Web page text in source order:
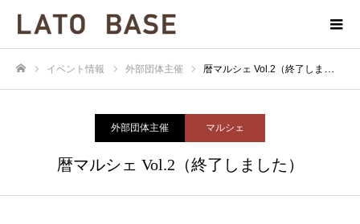
イベント情報 外部団体主催 暦マルシェ Vol.2（終了しました）
外部団体主催 マルシェ
暦マルシェ Vol.2（終了しました）